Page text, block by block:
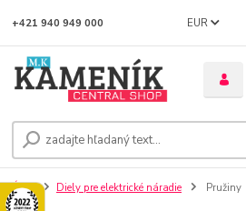
EUR
+421 940 949 000
Úvod Diely pre elektrické náradie Pružiny